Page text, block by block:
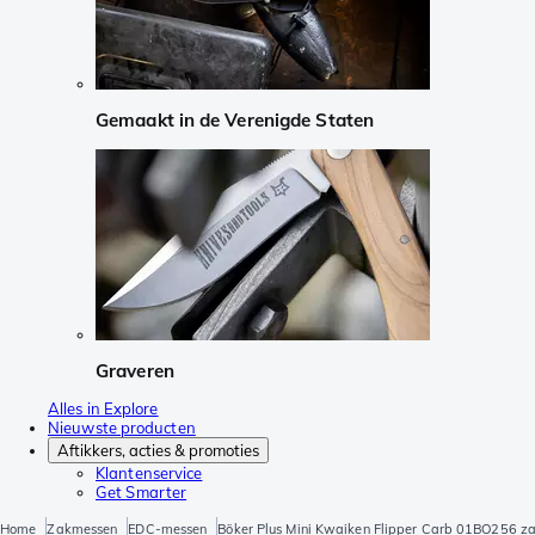
Gemaakt in de Verenigde Staten
Graveren
Alles in Explore
Nieuwste producten
Aftikkers, acties & promoties
Klantenservice
Get Smarter
Home Zakmessen EDC-messen Böker Plus Mini Kwaiken Flipper Carb 01BO256